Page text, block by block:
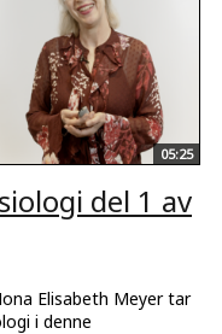
05:25
del 1 av
Elisabeth Meyer tar
i denne